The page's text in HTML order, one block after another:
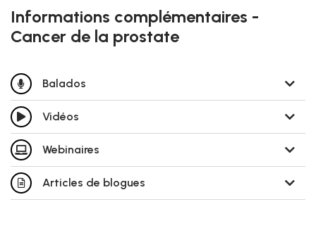
Informations complémentaires -
Cancer de la prostate
Balados
Vidéos
Webinaires
Articles de blogues